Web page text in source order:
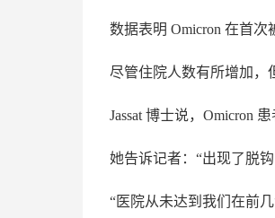
数据表明 Omicron 在首
尽管住院人数有所增加，
Jassat 博士说，Omicron
她告诉记者：“出现了脱
“医院从未达到我们在前